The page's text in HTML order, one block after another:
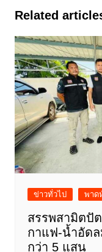
Related
ข่าวทั่วไป พาด
สรรพสามิตปั
กาแฟ-น้ำอัดล
กว่า 5 แสน